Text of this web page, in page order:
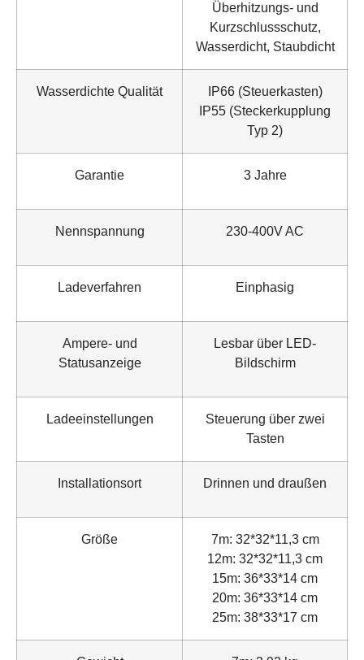
Überhitzungs- und
Kurzschlussschutz,
Wasserdicht, Staubdicht
Wasserdichte Qualität
IP66 (Steuerkasten)
IP55 (Steckerkupplung
Typ 2)
Garantie 3 Jahre
Nennspannung 230-400V AC
Ladeverfahren Einphasig
Ampere- und
Statusanzeige
Lesbar über LED-
Bildschirm
Ladeeinstellungen
Steuerung über zwei
Tasten
Installationsort Drinnen und draußen
Größe
7m: 32*32*11,3 cm
12m: 32*32*11,3 cm
15m: 36*33*14 cm
20m: 36*33*14 cm
25m: 38*33*17 cm